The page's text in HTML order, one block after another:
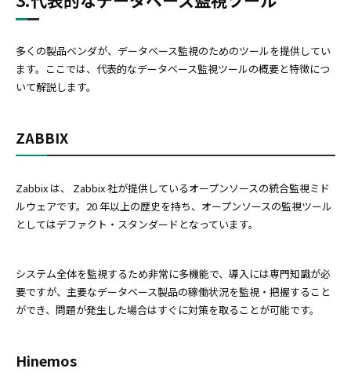
多くの製品ベンダが、データベース監視のためのツールを提供してい
ます。ここでは、代表的なデータベース監視ツールの概要と特徴につ
いて解説します。
ZABBIX
Zabbix は、 Zabbix 社が提供しているオープンソースの統合監視ミド
ルウェアです。20 年以上の歴史を持ち、オープンソースの監視ツール
としてはデファクト・スタンダードとなっています。
システム全体を監視するため非常に多機能で、導入には専門知識が必
要ですが、主要なデータベース製品の稼働状況を監視・把握すること
ができ、問題が発生した場合はすぐに対策を取ることが可能です。
Hinemos